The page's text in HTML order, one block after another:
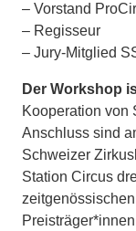
– Vorstand
– Regisseur
– Jury-Mitglied
Der Workshop
Kooperation von
Anschluss sind
Schweizer
Station Circus